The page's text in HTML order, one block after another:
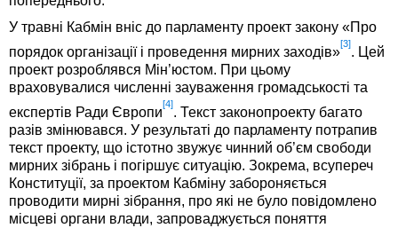
У травні Кабмін вніс до парламенту проект закону «Про
порядок організації і проведення мирних заходів»
[3]
. Цей
проект розроблявся Мін’юстом. При цьому
враховувалися численні зауваження громадськості та
експертів Ради Європи
[4]
. Текст законопроекту багато
разів змінювався. У результаті до парламенту потрапив
текст проекту, що істотно звужує чинний об’єм свободи
мирних зібрань і погіршує ситуацію. Зокрема, всупереч
Конституції, за проектом Кабміну забороняється
проводити мирні зібрання, про які не було повідомлено
місцеві органи влади, запроваджується поняття